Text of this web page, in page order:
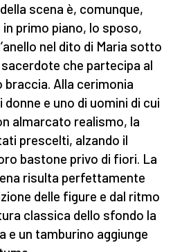
scena è, comunque,
primo piano, lo sposo,
nel dito di Maria sotto
che partecipa al
Alla cerimonia
e uno di uomini di cui
almarcato realismo, la
prescelti, alzando il
bastone privo di fiori. La
risulta perfettamente
delle figure e dal ritmo
classica dello sfondo la
e un tamburino aggiunge